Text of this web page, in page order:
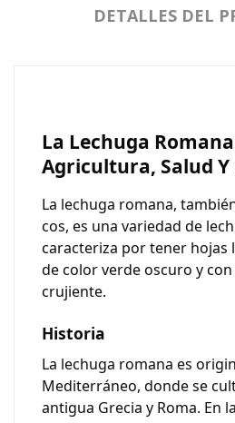
DETALLES DEL
La Lechuga
Agricultura, Salud
La lechuga romana,
cos, es una variedad de
caracteriza por tener hojas
de color verde oscuro y
crujiente.
Historia
La lechuga romana es
Mediterráneo, donde se
antigua Grecia y Roma. En